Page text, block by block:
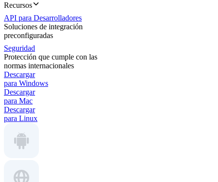
Recursos
API para Desarrolladores
Soluciones de integración
preconfiguradas
Seguridad
Protección que cumple con las
normas internacionales
Descargar
para Windows
Descargar
para Mac
Descargar
para Linux